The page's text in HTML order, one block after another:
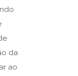
da
ao